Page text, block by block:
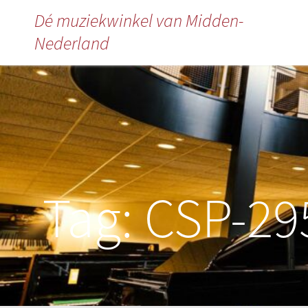
Dé muziekwinkel van Midden-
Nederland
Tag:CSP-